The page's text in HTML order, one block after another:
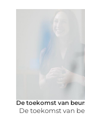
De toekomst van
De toekomst van